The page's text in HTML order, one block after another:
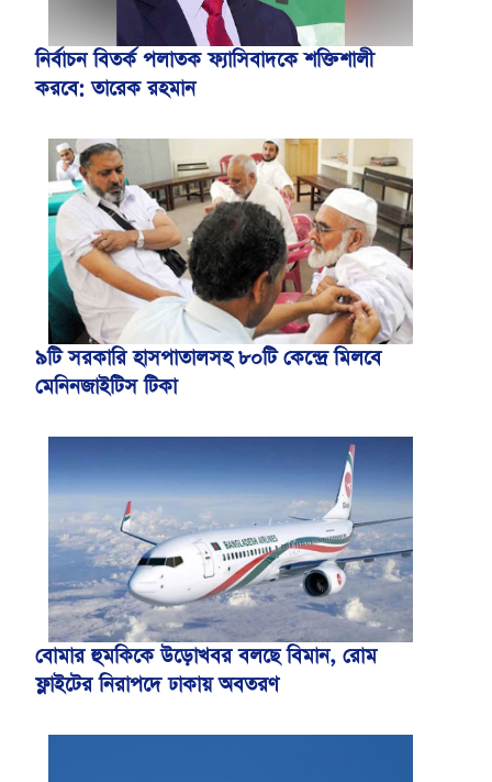
নির্বাচন বিতর্ক পলাতক ফ্যাসিবাদকে শক্তিশালী
করবে: তারেক রহমান
৯টি সরকারি হাসপাতালসহ ৮০টি কেন্দ্রে মিলবে
মেনিনজাইটিস টিকা
বোমার হুমকিকে উড়োখবর বলছে বিমান, রোম
ফ্লাইটের নিরাপদে ঢাকায় অবতরণ